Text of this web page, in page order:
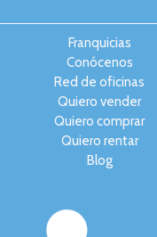
Franquicias
Conócenos
Red de oficinas
Quiero vender
Quiero comprar
Quiero rentar
Blog